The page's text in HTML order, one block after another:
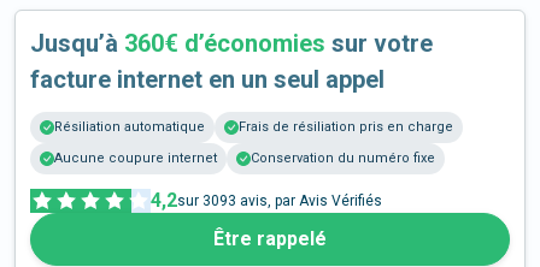
Jusqu’à 360€ d’économies sur votre
facture internet en un seul appel
Résiliation automatique
Frais de résiliation pris en charge
Aucune coupure internet
Conservation du numéro fixe
4,2sur 3093 avis, par Avis Vérifiés
Être rappelé